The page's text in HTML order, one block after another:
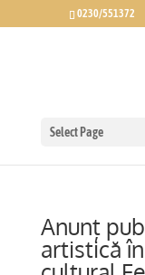
0230/551372
Select Page
Anunț
artistică